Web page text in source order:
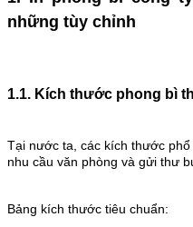
những tùy chỉnh
1.1. Kích thước phong bì
Tại nước ta, các kích thước
nhu cầu văn phòng và gửi thư
Bảng kích thước tiêu chuẩn: